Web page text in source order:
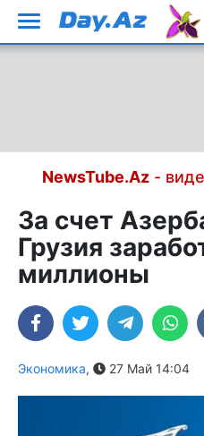
NewsTube.Az-
За счет
Грузия
миллионы
Экономика, 27 Май 14:04